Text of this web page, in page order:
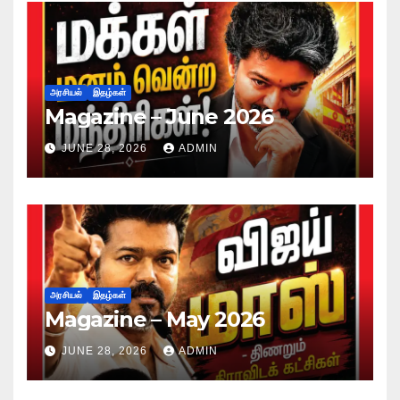
அரசியல் இதழ்கள்
Magazine – June 2026
JUNE 28, 2026 ADMIN
அரசியல் இதழ்கள்
Magazine – May 2026
JUNE 28, 2026 ADMIN